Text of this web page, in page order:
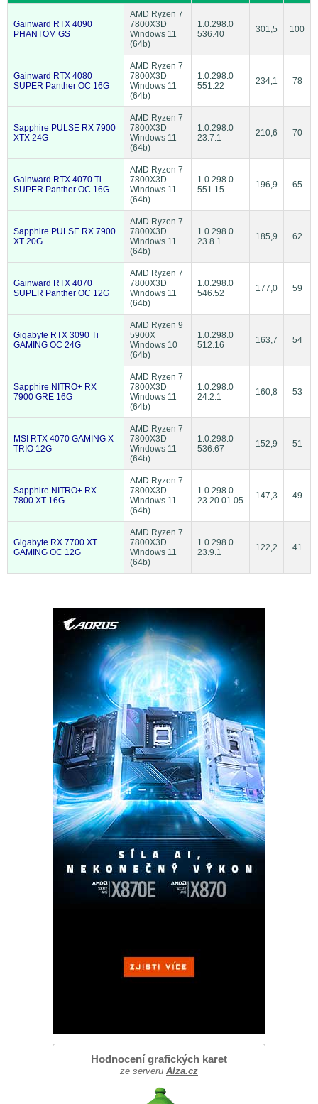
Gainward RTX 4090
PHANTOM GS
AMD Ryzen 7
7800X3D
Windows 11
(64b)
1.0.298.0
536.40
301,5 100
Gainward RTX 4080
SUPER Panther OC 16G
AMD Ryzen 7
7800X3D
Windows 11
(64b)
1.0.298.0
551.22
234,1 78
Sapphire PULSE RX 7900
XTX 24G
AMD Ryzen 7
7800X3D
Windows 11
(64b)
1.0.298.0
23.7.1
210,6 70
Gainward RTX 4070 Ti
SUPER Panther OC 16G
AMD Ryzen 7
7800X3D
Windows 11
(64b)
1.0.298.0
551.15
196,9 65
Sapphire PULSE RX 7900
XT 20G
AMD Ryzen 7
7800X3D
Windows 11
(64b)
1.0.298.0
23.8.1
185,9 62
Gainward RTX 4070
SUPER Panther OC 12G
AMD Ryzen 7
7800X3D
Windows 11
(64b)
1.0.298.0
546.52
177,0 59
Gigabyte RTX 3090 Ti
GAMING OC 24G
AMD Ryzen 9
5900X
Windows 10
(64b)
1.0.298.0
512.16
163,7 54
Sapphire NITRO+ RX
7900 GRE 16G
AMD Ryzen 7
7800X3D
Windows 11
(64b)
1.0.298.0
24.2.1
160,8 53
MSI RTX 4070 GAMING X
TRIO 12G
AMD Ryzen 7
7800X3D
Windows 11
(64b)
1.0.298.0
536.67
152,9 51
Sapphire NITRO+ RX
7800 XT 16G
AMD Ryzen 7
7800X3D
Windows 11
(64b)
1.0.298.0
23.20.01.05
147,3 49
Gigabyte RX 7700 XT
GAMING OC 12G
AMD Ryzen 7
7800X3D
Windows 11
(64b)
1.0.298.0
23.9.1
122,2 41
Hodnocení grafických karet
ze serveru Alza.cz